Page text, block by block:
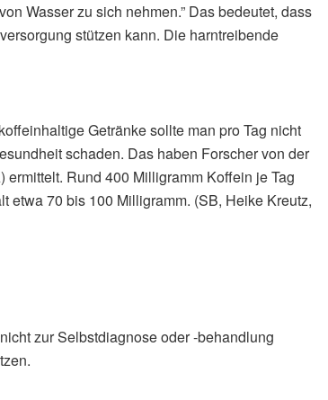
Wasser zu sich nehmen.” Das bedeutet, dass
stützen kann. Die harntreibende
Getränke sollte man pro Tag nicht
schaden. Das haben Forscher von der
Rund 400 Milligramm Koffein je Tag
etwa 70 bis 100 Milligramm. (SB, Heike Kreutz,
zur Selbstdiagnose oder -behandlung